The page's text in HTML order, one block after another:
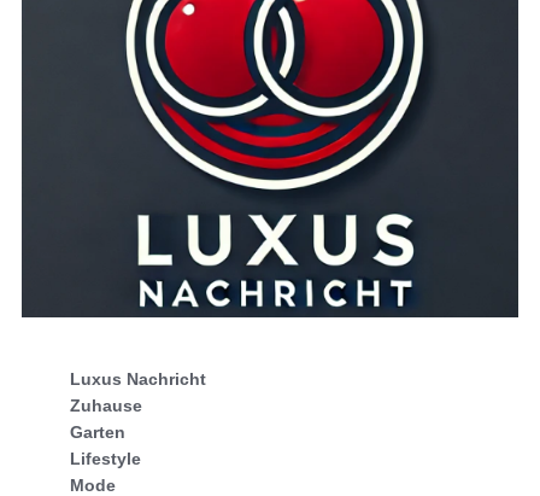
Luxus Nachricht
Zuhause
Garten
Lifestyle
Mode